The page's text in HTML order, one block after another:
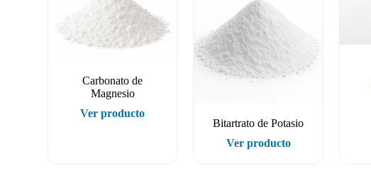
Carbonato de
Magnesio
Ver producto
Bitartrato de Potasio
Ver producto